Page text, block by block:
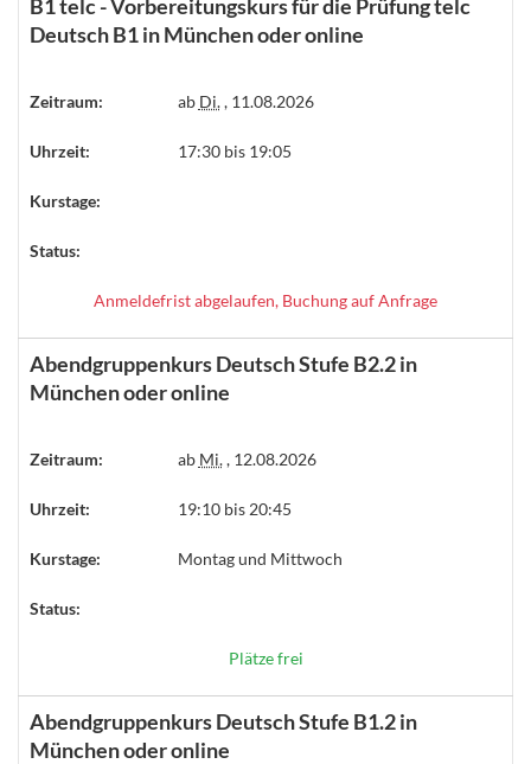
B1 telc - Vorbereitungskurs für die Prüfung telc
Deutsch B1 in München oder online
Zeitraum: ab Di., 11.08.2026
Uhrzeit: 17:30 bis 19:05
Kurstage:
Status:
Anmeldefrist abgelaufen, Buchung auf Anfrage
Abendgruppenkurs Deutsch Stufe B2.2 in
München oder online
Zeitraum: ab Mi., 12.08.2026
Uhrzeit: 19:10 bis 20:45
Kurstage: Montag und Mittwoch
Status:
Plätze frei
Abendgruppenkurs Deutsch Stufe B1.2 in
München oder online